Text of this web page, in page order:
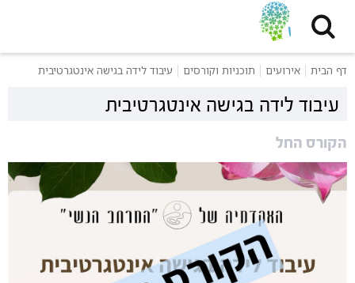
דף הבית אירועים תוכניות וקורסים עיבוד לידה בגישה אינטגרטיבית
עיבוד לידה בגישה אינטגרטיבית
הקורס החל